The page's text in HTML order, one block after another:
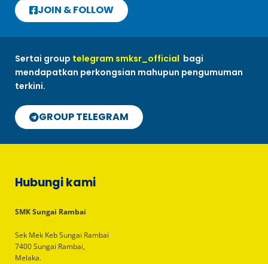
JOIN & FOLLOW
Sertai group telegram smksr_official bagi
mendapatkan perkongsian mahupun pengumuman
terkini.
GROUP TELEGRAM
Hubungi kami
SMK Sungai Rambai
Sek Mek Keb Sungai Rambai
7400 Sungai Rambai,
Melaka.